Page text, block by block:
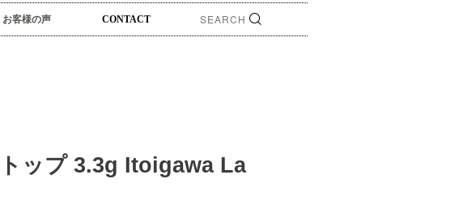
お客様の声 CONTACT
ップ 3.3g Itoigawa La